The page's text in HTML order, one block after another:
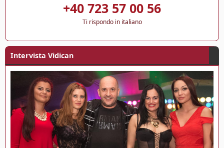
r
e
,
f
o
t
o
d
e
+40 723 57 00 56
Ti rispondo in italiano
Intervista Vidican